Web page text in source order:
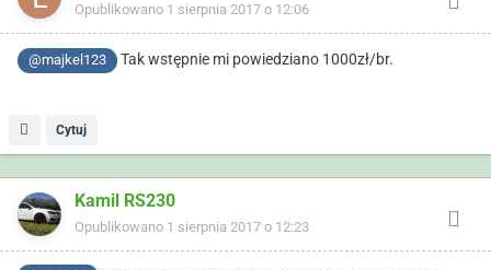
Opublikowano 1 sierpnia 2017 o 12:06
@majkel123 Tak wstępnie mi powiedziano 1000zł/br.
Cytuj
Kamil RS230
Opublikowano 1 sierpnia 2017 o 12:23